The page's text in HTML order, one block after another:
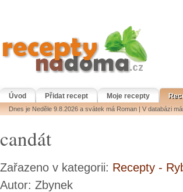
Úvod Přidat recept Moje recepty
Dnes je Neděle 9.8.2026 a svátek má Roman | V databázi
candát
Zařazeno v kategorii: Recepty -
Autor: Zbynek